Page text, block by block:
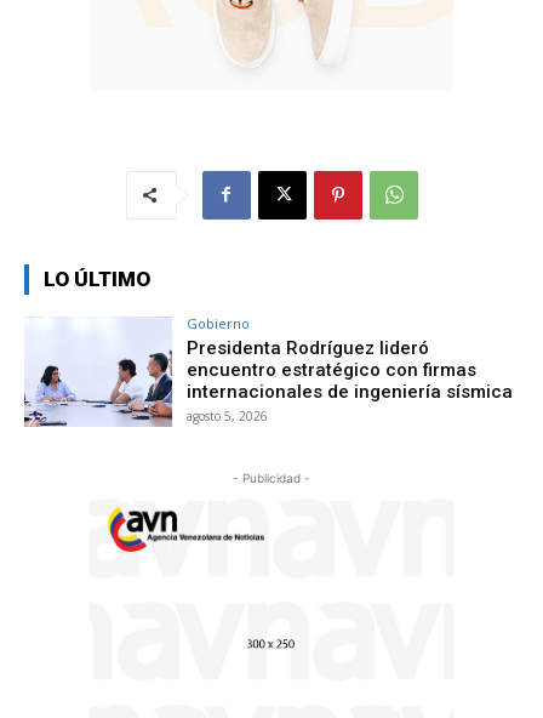
LO ÚLTIMO
Gobierno
Presidenta Rodríguez lideró
encuentro estratégico con firmas
internacionales de ingeniería sísmica
agosto 5, 2026
- Publicidad -